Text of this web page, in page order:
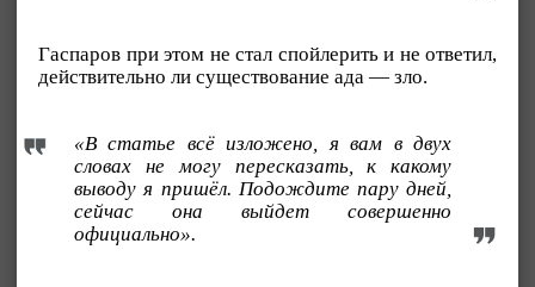
Гаспаров при этом не стал спойлерить и не ответил,
действительно ли существование ада — зло.
«В статье всё изложено, я вам в двух
словах не могу пересказать, к какому
выводу я пришёл. Подождите пару дней,
сейчас она выйдет совершенно
официально».